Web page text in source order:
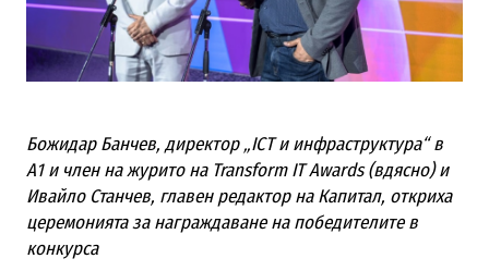
Божидар Банчев, директор „ICT и инфраструктура“ в
А1 и член на журито на Transform IT Awards (вдясно) и
Ивайло Станчев, главен редактор на Капитал, откриха
церемонията за награждаване на победителите в
конкурса